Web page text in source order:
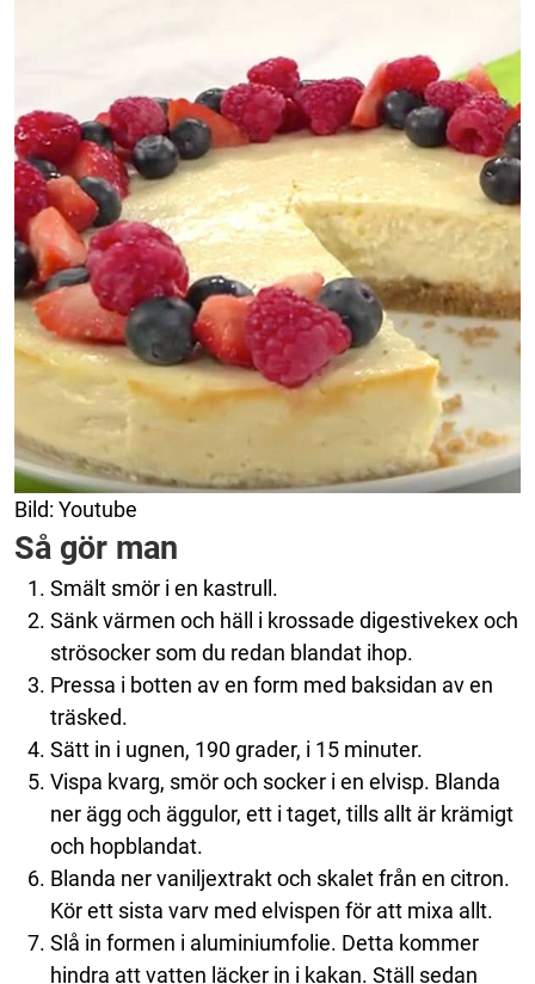
Bild: Youtube
Så gör man
Smält smör i en kastrull.
Sänk värmen och häll i krossade digestivekex och
strösocker som du redan blandat ihop.
Pressa i botten av en form med baksidan av en
träsked.
Sätt in i ugnen, 190 grader, i 15 minuter.
Vispa kvarg, smör och socker i en elvisp. Blanda
ner ägg och äggulor, ett i taget, tills allt är krämigt
och hopblandat.
Blanda ner vaniljextrakt och skalet från en citron.
Kör ett sista varv med elvispen för att mixa allt.
Slå in formen i aluminiumfolie. Detta kommer
hindra att vatten läcker in i kakan. Ställ sedan